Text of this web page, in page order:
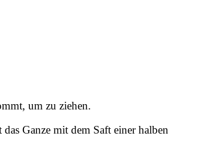
um zu ziehen.
Ganze mit dem Saft einer halben